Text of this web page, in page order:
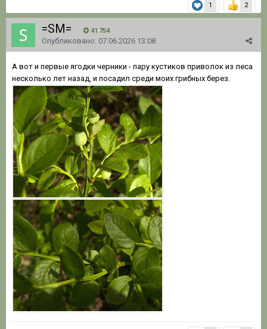
1 2
=SM= 41 754
Опубликовано: 07.06.2026 13:08
А вот и первые ягодки черники - пару кустиков приволок из леса
несколько лет назад, и посадил среди моих грибных берез.